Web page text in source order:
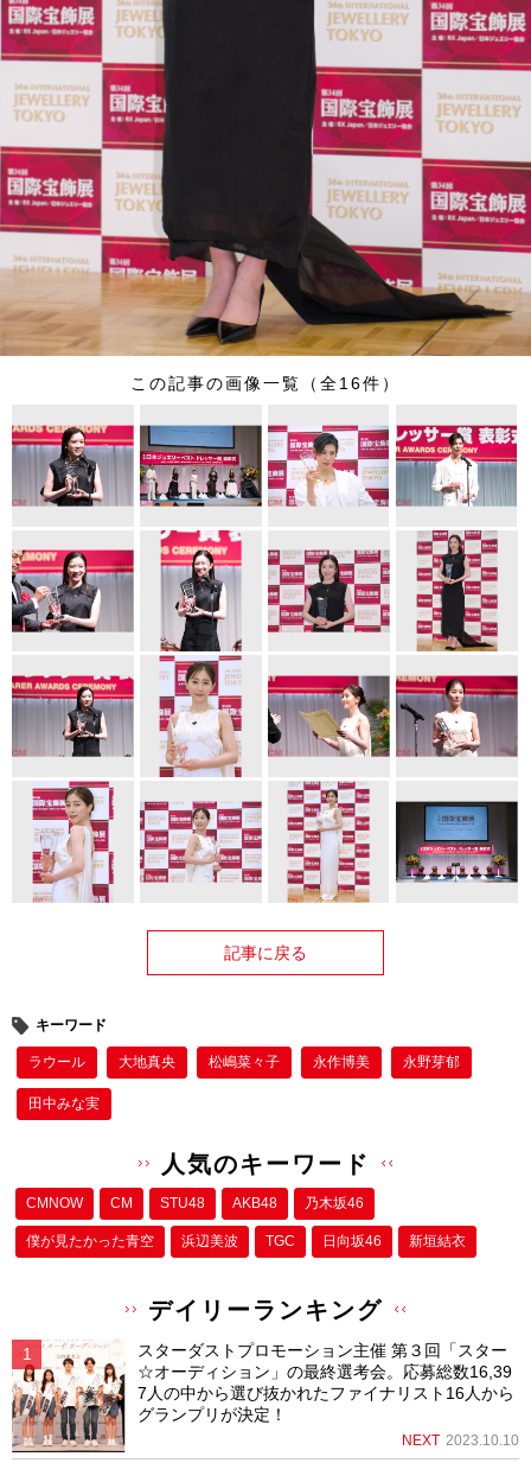
この記事の画像一覧（全16件）
記事に戻る
キーワード
ラウール 大地真央 松嶋菜々子 永作博美 永野芽郁
田中みな実
人気のキーワード
CMNOW CM STU48 AKB48 乃木坂46
僕が⾒たかった⻘空 浜辺美波 TGC 日向坂46 新垣結衣
デイリーランキング
スターダストプロモーション主催 第３回「スター
☆オーディション」の最終選考会。応募総数16,39
7人の中から選び抜かれたファイナリスト16人から
グランプリが決定！
NEXT 2023.10.10